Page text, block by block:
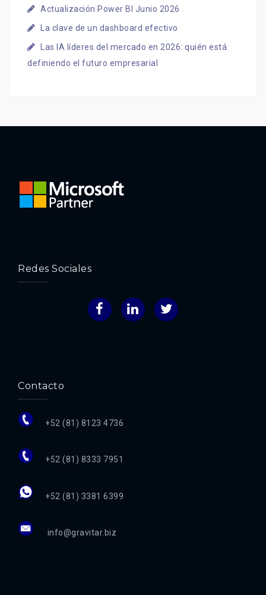
Actualización Power BI Junio 2026
La clave de un dashboard efectivo
Las IA líderes del mercado en 2026: quién está
definiendo el futuro empresarial
Redes Sociales
FacebookLinkedInTwitter
Contacto
+52 (81) 8123 4736
+52 (81) 8333 7951
+52 (81) 3381 6399
info@gravitar.biz